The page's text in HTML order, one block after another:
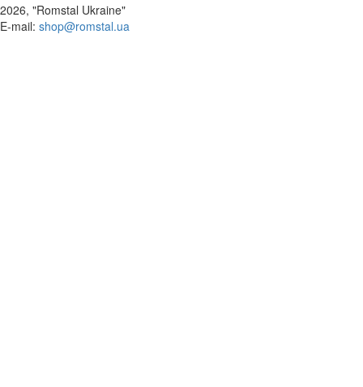
2026, "Romstal Ukraine"
​E-mail: shop@romstal.ua